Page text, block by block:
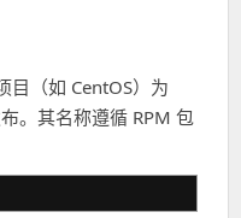
目（如 CentOS）为
。其名称遵循 RPM 包